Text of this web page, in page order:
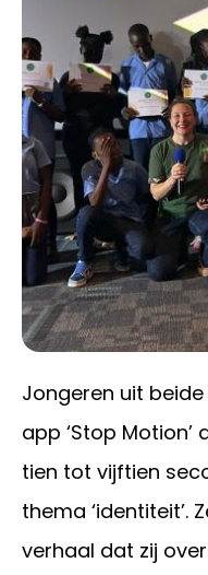
Jongeren uit
app ‘Stop
tien tot vijftien
thema ‘identiteit’.
verhaal dat zij